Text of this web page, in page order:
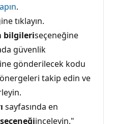
.
tıklayın.
bilgileriseçeneğine
güvenlik
gönderilecek kodu
takip edin ve
sayfasında en
inceleyin."